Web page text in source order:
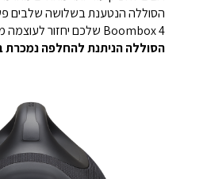
Boombox 4 שלכם יחזור לעוצמה מלאה.
הסוללה הניתנת להחלפה נמכרת